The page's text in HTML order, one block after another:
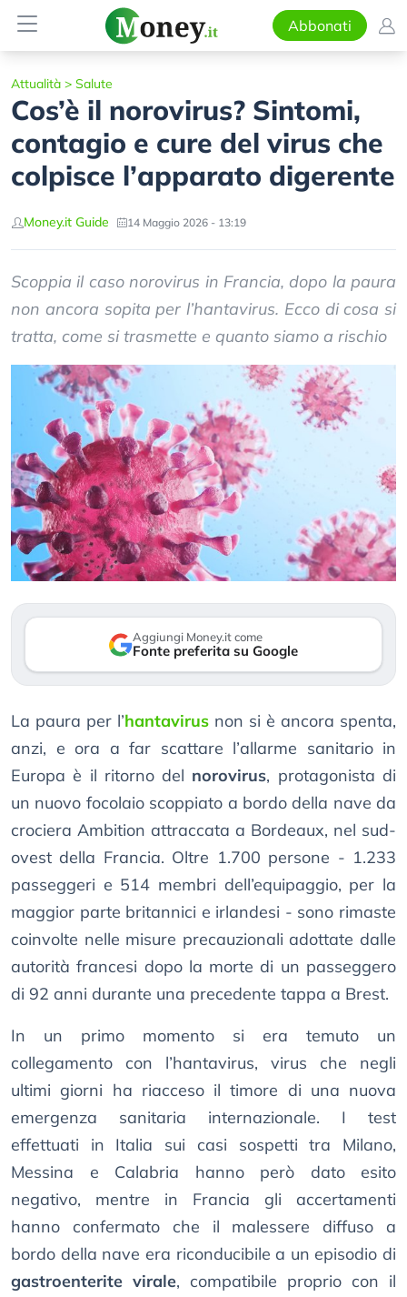
Abbonati
Attualità > Salute
Cos’è il norovirus? Sintomi,
contagio e cure del virus che
colpisce l’apparato digerente
Money.it Guide 14 Maggio 2026 - 13:19
Scoppia il caso norovirus in Francia, dopo la paura
non ancora sopita per l’hantavirus. Ecco di cosa si
tratta, come si trasmette e quanto siamo a rischio
Aggiungi Money.it come
Fonte preferita su Google
La paura per l’hantavirus non si è ancora spenta,
anzi, e ora a far scattare l’allarme sanitario in
Europa è il ritorno del norovirus, protagonista di
un nuovo focolaio scoppiato a bordo della nave da
crociera Ambition attraccata a Bordeaux, nel sud-
ovest della Francia. Oltre 1.700 persone - 1.233
passeggeri e 514 membri dell’equipaggio, per la
maggior parte britannici e irlandesi - sono rimaste
coinvolte nelle misure precauzionali adottate dalle
autorità francesi dopo la morte di un passeggero
di 92 anni durante una precedente tappa a Brest.
In un primo momento si era temuto un
collegamento con l’hantavirus, virus che negli
ultimi giorni ha riacceso il timore di una nuova
emergenza sanitaria internazionale. I test
effettuati in Italia sui casi sospetti tra Milano,
Messina e Calabria hanno però dato esito
negativo, mentre in Francia gli accertamenti
hanno confermato che il malessere diffuso a
bordo della nave era riconducibile a un episodio di
gastroenterite virale, compatibile proprio con il